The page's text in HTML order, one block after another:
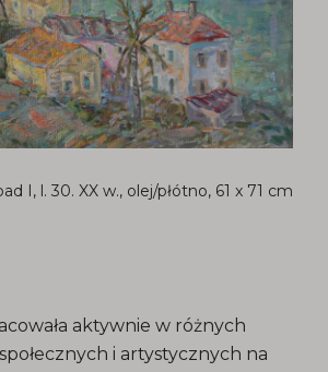
I, l. 30. XX w., olej/płótno, 61 x 71 cm
aktywnie w różnych
i artystycznych na